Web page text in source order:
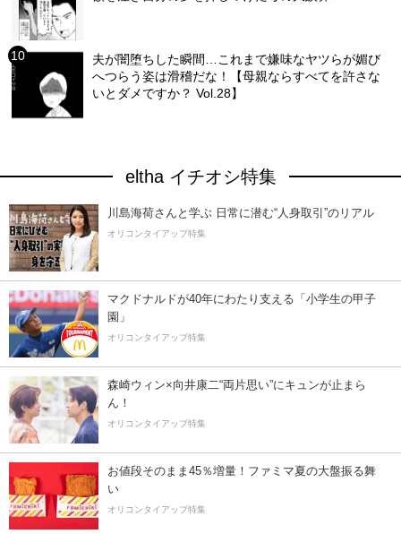
夫が闇堕ちした瞬間…これまで嫌味なヤツらが媚び
へつらう姿は滑稽だな！【母親ならすべてを許さな
いとダメですか？ Vol.28】
eltha イチオシ特集
川島海荷さんと学ぶ 日常に潜む“人身取引”のリアル
オリコンタイアップ特集
マクドナルドが40年にわたり支える「小学生の甲子
園」
オリコンタイアップ特集
森崎ウィン×向井康二“両片思い”にキュンが止まら
ん！
オリコンタイアップ特集
お値段そのまま45％増量！ファミマ夏の大盤振る舞
い
オリコンタイアップ特集